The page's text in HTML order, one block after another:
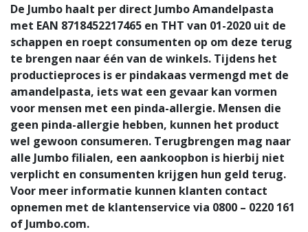
De Jumbo haalt per direct Jumbo Amandelpasta
met EAN 8718452217465 en THT van 01-2020 uit de
schappen en roept consumenten op om deze terug
te brengen naar één van de winkels. Tijdens het
productieproces is er pindakaas vermengd met de
amandelpasta, iets wat een gevaar kan vormen
voor mensen met een pinda-allergie. Mensen die
geen pinda-allergie hebben, kunnen het product
wel gewoon consumeren. Terugbrengen mag naar
alle Jumbo filialen, een aankoopbon is hierbij niet
verplicht en consumenten krijgen hun geld terug.
Voor meer informatie kunnen klanten contact
opnemen met de klantenservice via 0800 – 0220 161
of Jumbo.com.